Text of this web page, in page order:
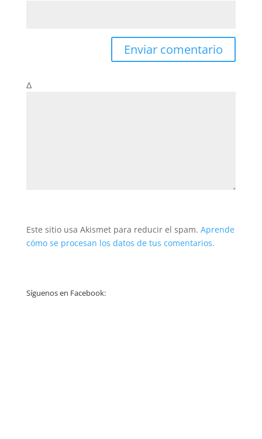
Δ
Este sitio usa Akismet para reducir el spam. Aprende
cómo se procesan los datos de tus comentarios.
Síguenos en Facebook: